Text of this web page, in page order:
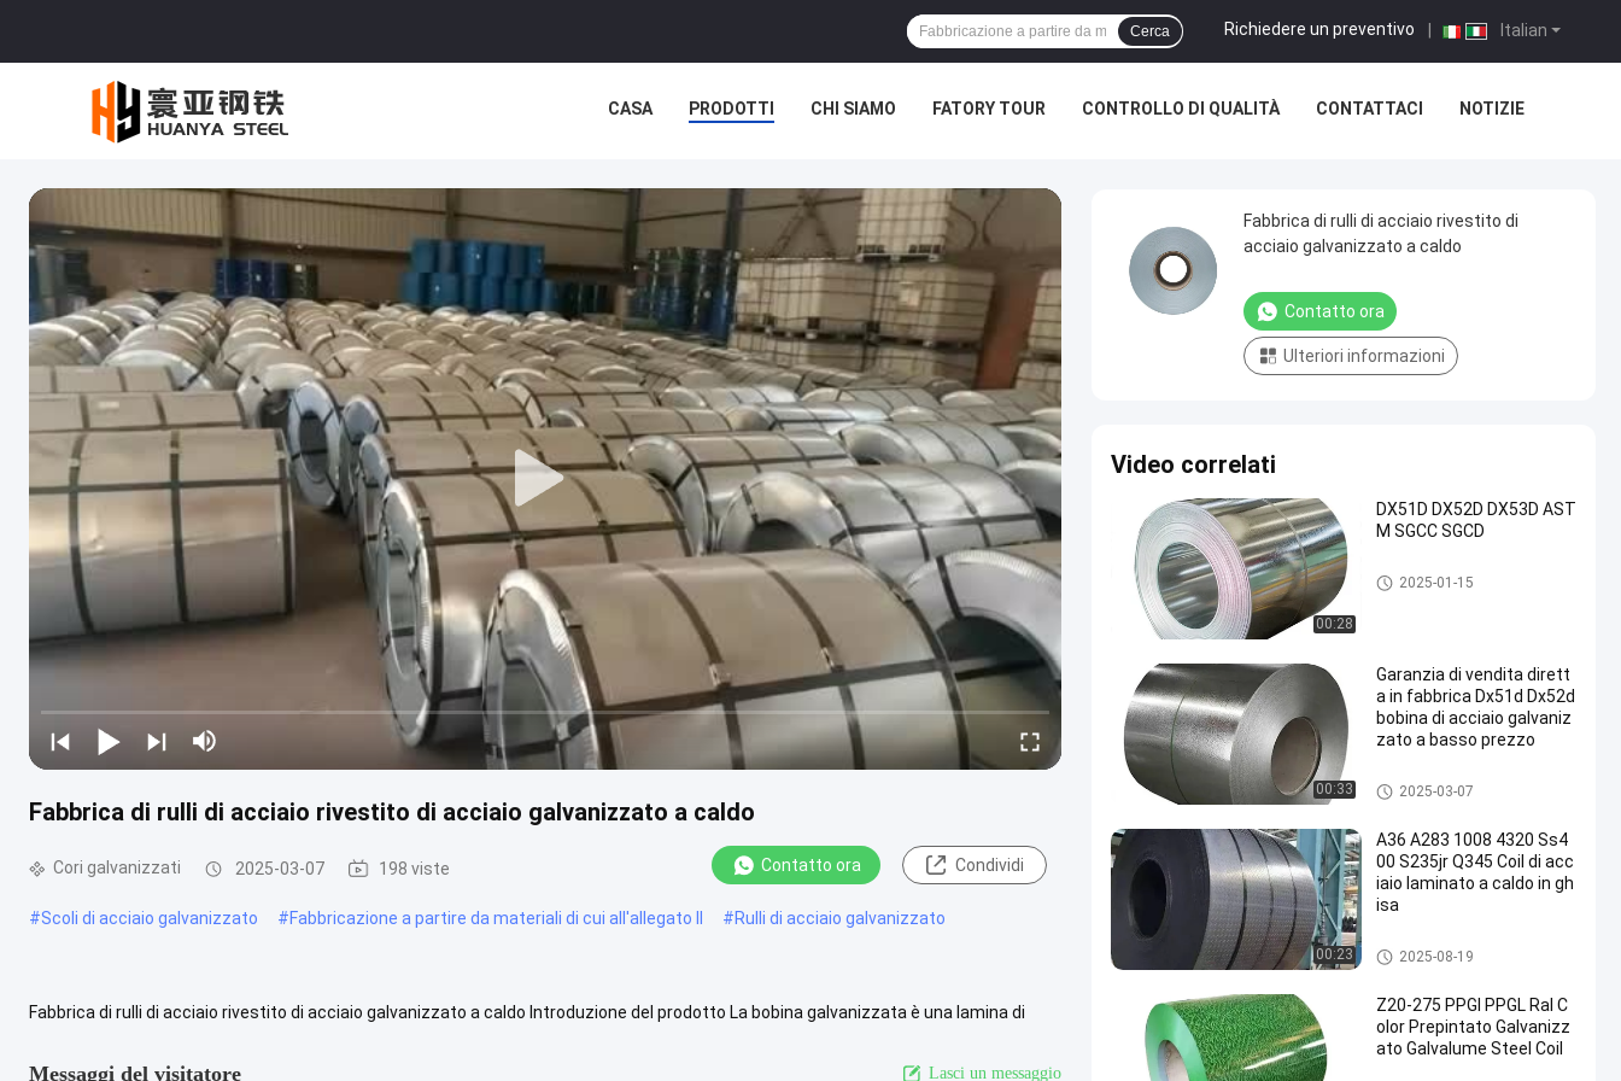
Italian
Richiedere un preventivo
Cerca
CASA PRODOTTI CHI SIAMO FATORY TOUR CONTROLLO DI QUALITÀ CONTATTACI NOTIZIE
Fabbrica di rulli di acciaio rivestito di acciaio galvanizzato a caldo
Cori galvanizzati 2025-03-07 198 viste Contatto ora Condividi
#Scoli di acciaio galvanizzato #Fabbricazione a partire da materiali di cui all'allegato II #Rulli di acciaio galvanizzato
Fabbrica di rulli di acciaio rivestito di acciaio galvanizzato a caldo Introduzione del prodotto La bobina galvanizzata è una lamina di
Messaggi del visitatore Lasci un messaggio
Fabbrica di rulli di acciaio rivestito di
acciaio galvanizzato a caldo
Contatto ora
Ulteriori informazioni
Video correlati
00:28
DX51D DX52D DX53D AST
M SGCC SGCD
Cori galvanizzati
2025-01-15
00:33
Garanzia di vendita dirett
a in fabbrica Dx51d Dx52d
bobina di acciaio galvaniz
zato a basso prezzo
Cori galvanizzati
2025-03-07
00:23
A36 A283 1008 4320 Ss4
00 S235jr Q345 Coil di acc
iaio laminato a caldo in gh
isa
Coil a caldi
2025-08-19
Z20-275 PPGI PPGL Ral C
olor Prepintato Galvanizz
ato Galvalume Steel Coil